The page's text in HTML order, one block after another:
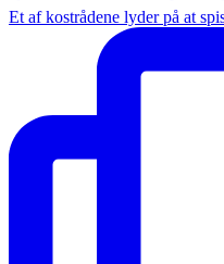
Et af kostrådene lyder på at